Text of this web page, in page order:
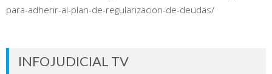
para-adherir-al-plan-de-regularizacion-de-deudas/
INFOJUDICIAL TV